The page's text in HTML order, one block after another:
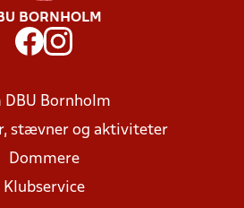
BORNHOLM
DBU Bornholm
stævner og aktiviteter
Dommere
Klubservice